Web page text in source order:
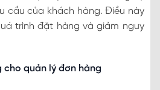
cầu của khách hàng. Điều này
trình đặt hàng và giảm nguy
cho quản lý đơn hàng